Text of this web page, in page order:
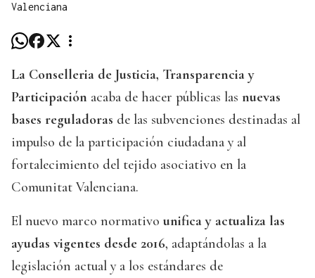
Valenciana
La Conselleria de Justicia, Transparencia y
Participación acaba de hacer públicas las nuevas
bases reguladoras de las subvenciones destinadas al
impulso de la participación ciudadana y al
fortalecimiento del tejido asociativo en la
Comunitat Valenciana.
El nuevo marco normativo unifica y actualiza las
ayudas vigentes desde 2016, adaptándolas a la
legislación actual y a los estándares de